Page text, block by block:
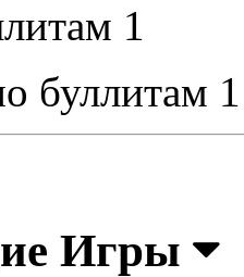
1
буллитам 1
Игры